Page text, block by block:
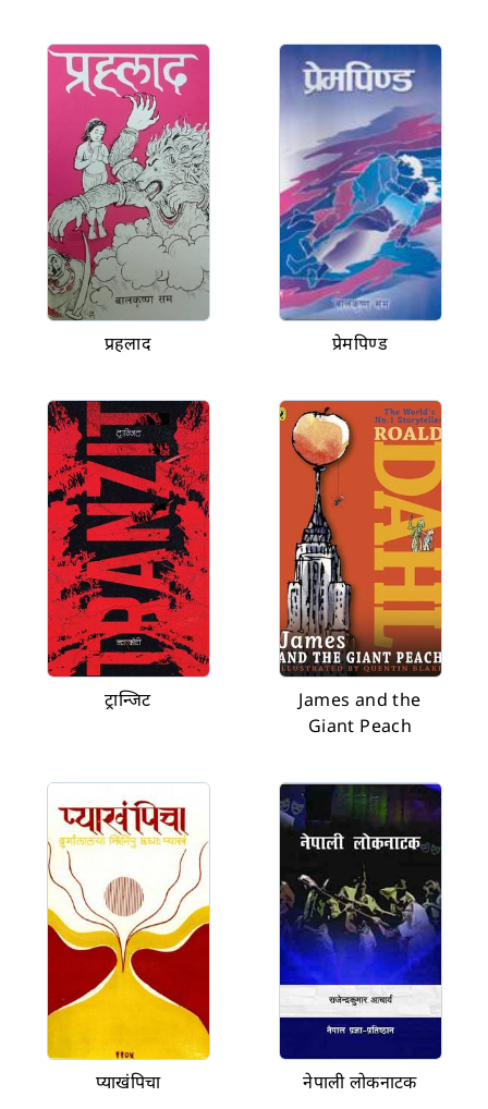
प्रहलाद प्रेमपिण्ड
ट्रान्जिट
James and the
Giant Peach
प्याखंपिचा नेपाली लोकनाटक